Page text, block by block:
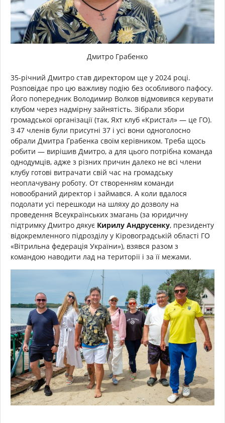
Дмитро Грабенко
35-річний Дмитро став директором ще у 2024 році.
Розповідає про цю важливу подію без особливого пафосу.
Його попередник Володимир Волков відмовився керувати
клубом через надмірну зайнятість. Зібрали збори
громадської організації (так, Яхт клуб «Кристал» — це ГО).
З 47 членів були присутні 37 і усі вони одноголосно
обрали Дмитра Грабенка своїм керівником. Треба щось
робити — вирішив Дмитро, а для цього потрібна команда
однодумців, адже з різних причин далеко не всі члени
клубу готові витрачати свій час на громадську
неоплачувану роботу. От створенням команди
новообраний директор і займався. А коли вдалося
подолати усі перешкоди на шляху до дозволу на
проведення Всеукраїнських змагань (за юридичну
підтримку Дмитро дякує Кирилу Андрусенку, президенту
відокремленного підрозділу у Кіровоградській області ГО
«Вітрильна федерація України»), взявся разом з
командою наводити лад на території і за її межами.